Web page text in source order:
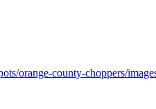
orange-county-choppers/